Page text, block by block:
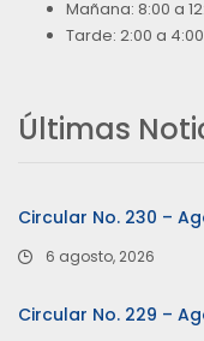
Mañana: 8:00 a
Tarde: 2:00 a
Últimas
Circular No. 230 –
6 agosto, 2026
Circular No. 229 –